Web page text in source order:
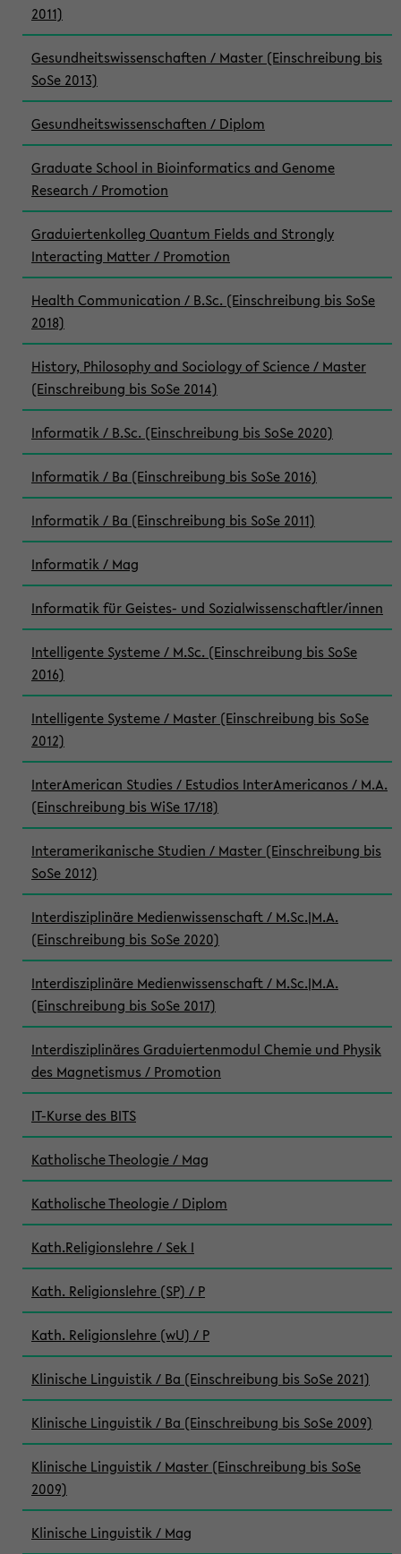
2011)
Gesundheitswissenschaften / Master (Einschreibung bis
SoSe 2013)
Gesundheitswissenschaften / Diplom
Graduate School in Bioinformatics and Genome
Research / Promotion
Graduiertenkolleg Quantum Fields and Strongly
Interacting Matter / Promotion
Health Communication / B.Sc. (Einschreibung bis SoSe
2018)
History, Philosophy and Sociology of Science / Master
(Einschreibung bis SoSe 2014)
Informatik / B.Sc. (Einschreibung bis SoSe 2020)
Informatik / Ba (Einschreibung bis SoSe 2016)
Informatik / Ba (Einschreibung bis SoSe 2011)
Informatik / Mag
Informatik für Geistes- und Sozialwissenschaftler/innen
Intelligente Systeme / M.Sc. (Einschreibung bis SoSe
2016)
Intelligente Systeme / Master (Einschreibung bis SoSe
2012)
InterAmerican Studies / Estudios InterAmericanos / M.A.
(Einschreibung bis WiSe 17/18)
Interamerikanische Studien / Master (Einschreibung bis
SoSe 2012)
Interdisziplinäre Medienwissenschaft / M.Sc.|M.A.
(Einschreibung bis SoSe 2020)
Interdisziplinäre Medienwissenschaft / M.Sc.|M.A.
(Einschreibung bis SoSe 2017)
Interdisziplinäres Graduiertenmodul Chemie und Physik
des Magnetismus / Promotion
IT-Kurse des BITS
Katholische Theologie / Mag
Katholische Theologie / Diplom
Kath.Religionslehre / Sek I
Kath. Religionslehre (SP) / P
Kath. Religionslehre (wU) / P
Klinische Linguistik / Ba (Einschreibung bis SoSe 2021)
Klinische Linguistik / Ba (Einschreibung bis SoSe 2009)
Klinische Linguistik / Master (Einschreibung bis SoSe
2009)
Klinische Linguistik / Mag